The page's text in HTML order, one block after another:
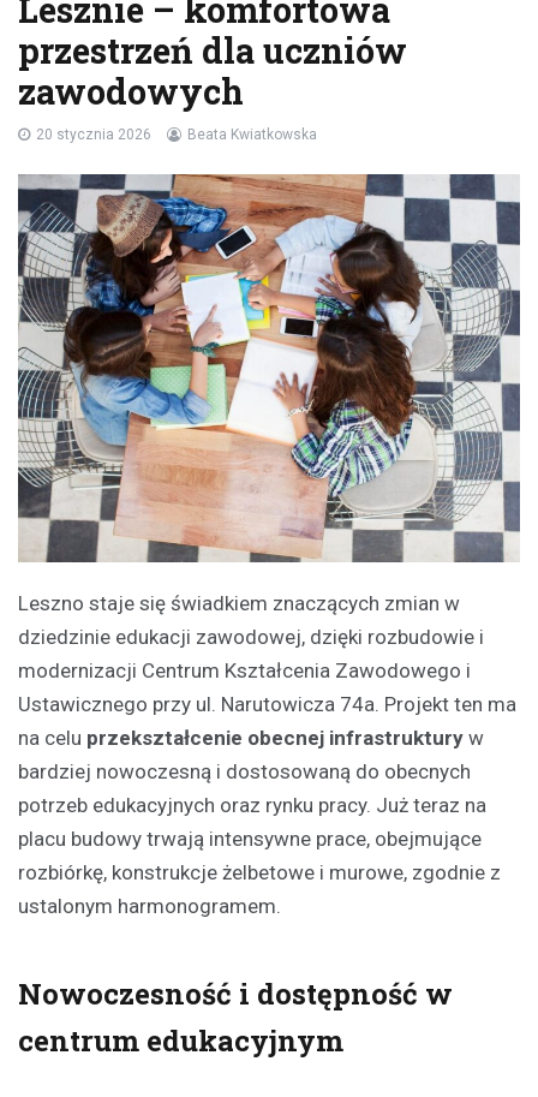
Lesznie – komfortowa
przestrzeń dla uczniów
zawodowych
20 stycznia 2026 Beata Kwiatkowska
Leszno staje się świadkiem znaczących zmian w
dziedzinie edukacji zawodowej, dzięki rozbudowie i
modernizacji Centrum Kształcenia Zawodowego i
Ustawicznego przy ul. Narutowicza 74a. Projekt ten ma
na celu przekształcenie obecnej infrastruktury w
bardziej nowoczesną i dostosowaną do obecnych
potrzeb edukacyjnych oraz rynku pracy. Już teraz na
placu budowy trwają intensywne prace, obejmujące
rozbiórkę, konstrukcje żelbetowe i murowe, zgodnie z
ustalonym harmonogramem.
Nowoczesność i dostępność w
centrum edukacyjnym